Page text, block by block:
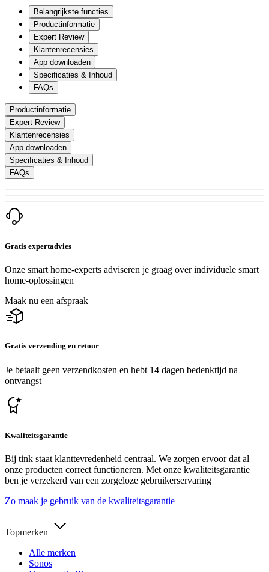
Belangrijkste functies
Productinformatie
Expert Review
Klantenrecensies
App downloaden
Specificaties & Inhoud
FAQs
Productinformatie
Expert Review
Klantenrecensies
App downloaden
Specificaties & Inhoud
FAQs
Gratis expertadvies
Onze smart home-experts adviseren je graag over individuele smart
home-oplossingen
Maak nu een afspraak
Gratis verzending en retour
Je betaalt geen verzendkosten en hebt 14 dagen bedenktijd na
ontvangst
Kwaliteitsgarantie
Bij tink staat klanttevredenheid centraal. We zorgen ervoor dat al
onze producten correct functioneren. Met onze kwaliteitsgarantie
ben je verzekerd van een zorgeloze gebruikerservaring
Zo maak je gebruik van de kwaliteitsgarantie
Topmerken
Alle merken
Sonos